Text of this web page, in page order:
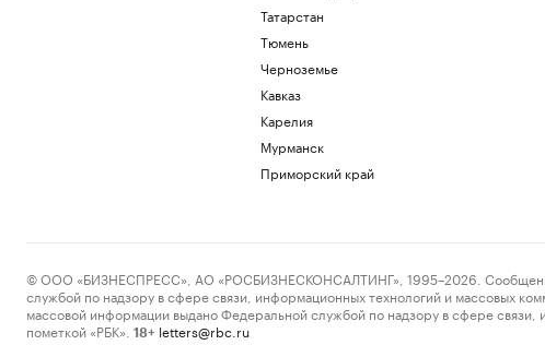
Финансы после 60: ошибки, которые
Россияне борются с тревожностью в
Татарстан
Тюмень
Черноземье
Кавказ
Карелия
Мурманск
Приморский край
© ООО «БИЗНЕСПРЕСС», АО «РОСБИЗНЕСКОНСАЛТИНГ», 1995–2026. Сообщения и
службой по надзору в сфере связи, информационных технологий и массовых
массовой информации выдано Федеральной службой по надзору в сфере
пометкой «РБК».
18+ letters@rbc.ru